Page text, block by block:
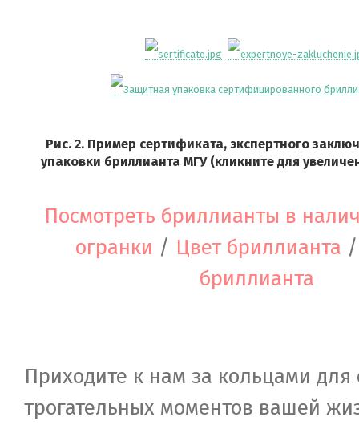
Рис. 2. Пример сертификата, экспертного
упаковки бриллианта МГУ (кликните для
Посмотреть бриллианты в
огранки / Цвет бриллианта
бриллианта
Приходите к нам за кольцами для
трогательных моментов вашей